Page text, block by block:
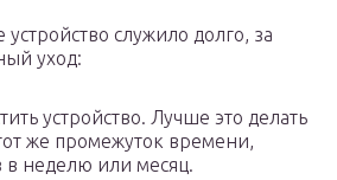
служило долго, за
уход:
устройство. Лучше это делать
же промежуток времени,
в неделю или месяц.